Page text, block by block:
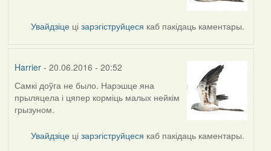
Увайдзіце цізарэгіструйцеся каб пакідаць каментары.
Harrier- 20.06.2016 - 20:52
Самкі доўга не было. Нарэшце яна
прыляцела і цяпер корміць малых нейкім
грызуном.
Увайдзіце цізарэгіструйцеся каб пакідаць каментары.